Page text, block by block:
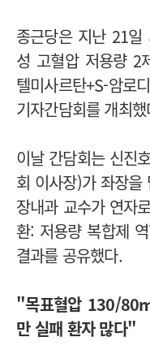
종근당은 지난 21일
성 고혈압 저용량 2
텔미사르탄+S-암로
기자간담회를 개최했
이날 간담회는 신진
회 이사장)가 좌장을
장내과 교수가 연자
환: 저용량 복합제
결과를 공유했다.
"목표혈압 130/
만 실패 환자 많다"